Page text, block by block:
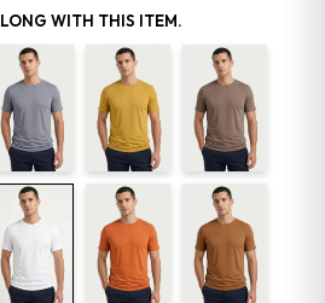
WITH THIS ITEM.